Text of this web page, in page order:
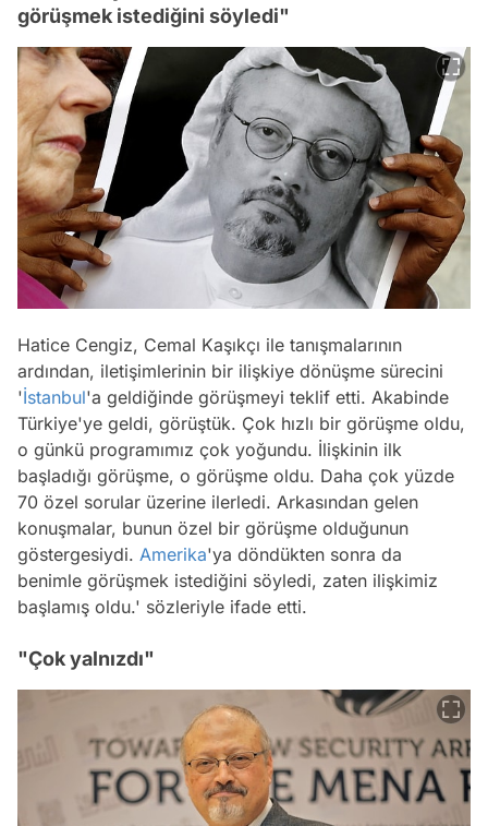
görüşmek istediğini söyledi"
Hatice Cengiz, Cemal Kaşıkçı ile tanışmalarının
ardından, iletişimlerinin bir ilişkiye dönüşme sürecini
'İstanbul'a geldiğinde görüşmeyi teklif etti. Akabinde
Türkiye'ye geldi, görüştük. Çok hızlı bir görüşme oldu,
o günkü programımız çok yoğundu. İlişkinin ilk
başladığı görüşme, o görüşme oldu. Daha çok yüzde
70 özel sorular üzerine ilerledi. Arkasından gelen
konuşmalar, bunun özel bir görüşme olduğunun
göstergesiydi. Amerika'ya döndükten sonra da
benimle görüşmek istediğini söyledi, zaten ilişkimiz
başlamış oldu.' sözleriyle ifade etti.
"Çok yalnızdı"